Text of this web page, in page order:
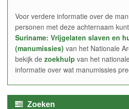
Voor verdere informatie over de
personen met deze achternaam
Suriname: Vrijgelaten slaven en
(manumissies) van het Nationale
bekijk de zoekhulp van het
informatie over wat manumissies
Zoeken